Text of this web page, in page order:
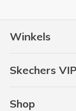
Winkels
Skechers
Shop